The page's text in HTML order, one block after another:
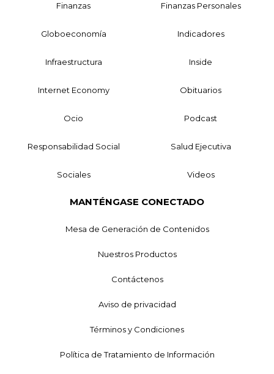
Finanzas Finanzas Personales
Globoeconomía Indicadores
Infraestructura Inside
Internet Economy Obituarios
Ocio Podcast
Responsabilidad Social Salud Ejecutiva
Sociales Videos
MANTÉNGASE CONECTADO
Mesa de Generación de Contenidos
Nuestros Productos
Contáctenos
Aviso de privacidad
Términos y Condiciones
Política de Tratamiento de Información